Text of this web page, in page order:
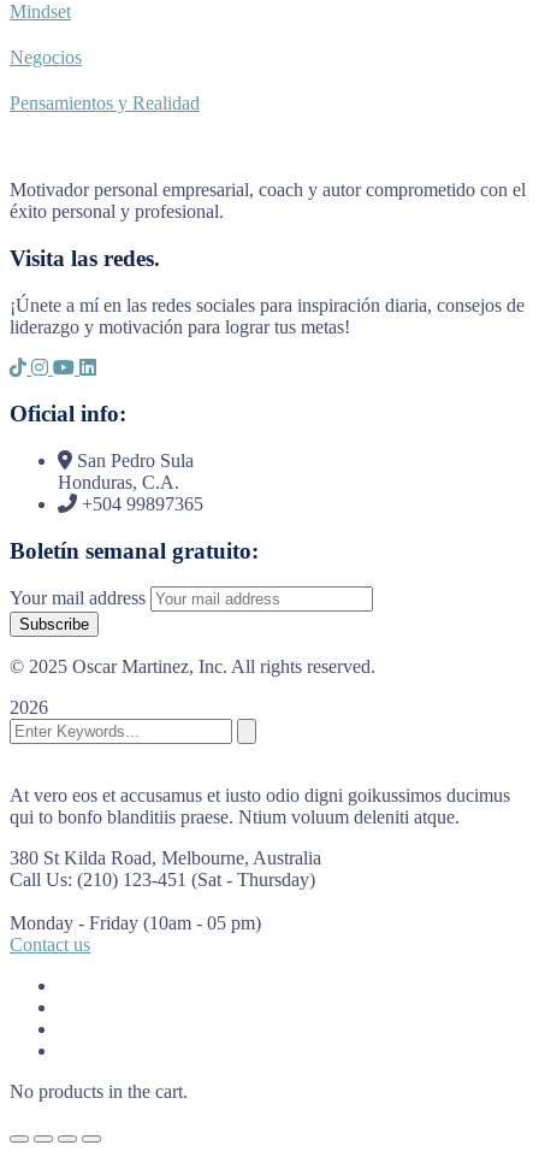
Mindset
Negocios
Pensamientos y Realidad
Motivador personal empresarial, coach y autor comprometido con el
éxito personal y profesional.
Visita las redes.
¡Únete a mí en las redes sociales para inspiración diaria, consejos de
liderazgo y motivación para lograr tus metas!
Oficial info:
San Pedro Sula
Honduras, C.A.
+504 99897365
Boletín semanal gratuito:
Your mail address
© 2025 Oscar Martinez, Inc. All rights reserved.
2026
At vero eos et accusamus et iusto odio digni goikussimos ducimus
qui to bonfo blanditiis praese. Ntium voluum deleniti atque.
380 St Kilda Road, Melbourne, Australia
Call Us: (210) 123-451 (Sat - Thursday)
Monday - Friday (10am - 05 pm)
Contact us
No products in the cart.